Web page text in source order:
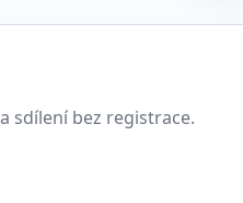
sdílení bez registrace.